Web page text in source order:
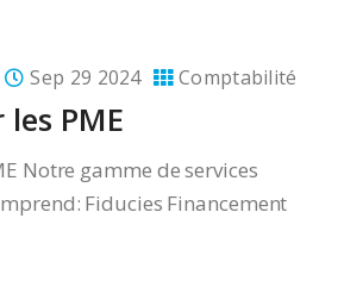
Sep 29 2024 Comptabilité
PME
Notre gamme de services
Fiducies Financement